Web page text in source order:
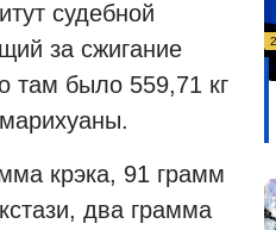
судебной
за сжигание
там было 559,71 кг
крэка, 91 грамм
два грамма